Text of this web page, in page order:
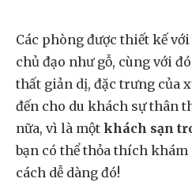
Các phòng được thiết kế
chủ đạo như gỗ, cùng với
thất giản dị, đặc trưng của
đến cho du khách sự thân
nữa, vì là một khách sạn
bạn có thể thỏa thích
cách dễ dàng đó!